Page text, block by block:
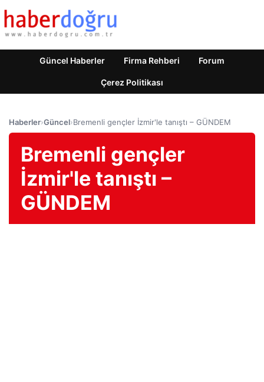
Güncel Haberler Firma Rehberi Forum
Çerez Politikası
Haberler›Güncel›Bremenli gençler İzmir'le tanıştı – GÜNDEM
Bremenli gençler
İzmir'le tanıştı –
GÜNDEM